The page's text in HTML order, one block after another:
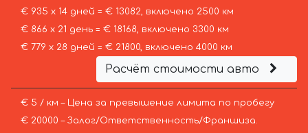
€ 935 х 14 дней = € 13082, включено 2500 км
€ 866 х 21 день = € 18168, включено 3300 км
€ 779 х 28 дней = € 21800, включено 4000 км
Расчёт стоимости авто
€ 5 / км – Цена за превышение лимита по пробегу
€ 20000 – Залог/Ответственность/Франшиза.